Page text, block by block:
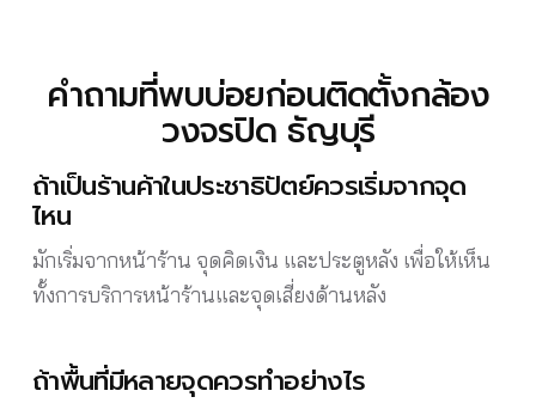
คำถามที่พบบ่อยก่อนติดตั้งกล้อง
วงจรปิด ธัญบุรี
ถ้าเป็นร้านค้าในประชาธิปัตย์ควรเริ่มจากจุด
ไหน
มักเริ่มจากหน้าร้าน จุดคิดเงิน และประตูหลัง เพื่อให้เห็น
ทั้งการบริการหน้าร้านและจุดเสี่ยงด้านหลัง
ถ้าพื้นที่มีหลายจุดควรทำอย่างไร